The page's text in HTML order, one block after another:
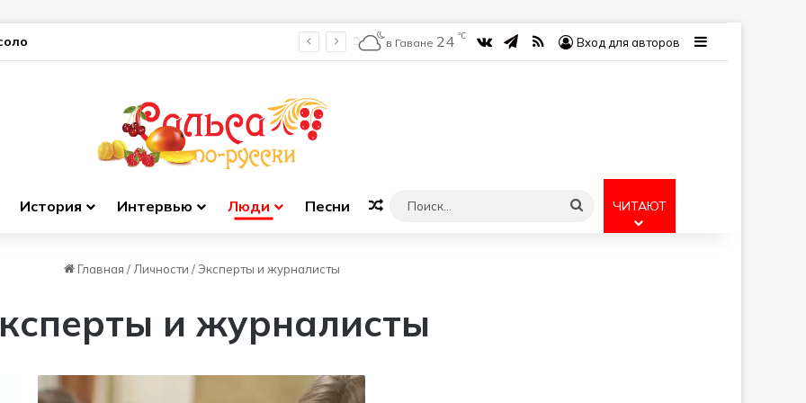
в Гаване 24 ℃ vk.comTelegram
RSS Вход для авторов
История Интервью Люди Песни Случайная статья Поиск...ЧИТАЮТ
Главная / Личности / Эксперты и журналисты
и журналисты